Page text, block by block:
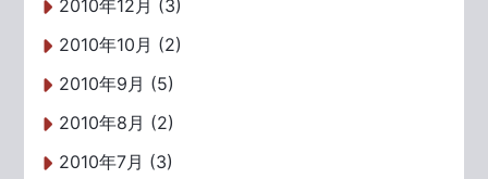
2010年12月 (3)
2010年10月 (2)
2010年9月 (5)
2010年8月 (2)
2010年7月 (3)